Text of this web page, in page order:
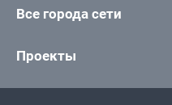
Все города сети
Проекты